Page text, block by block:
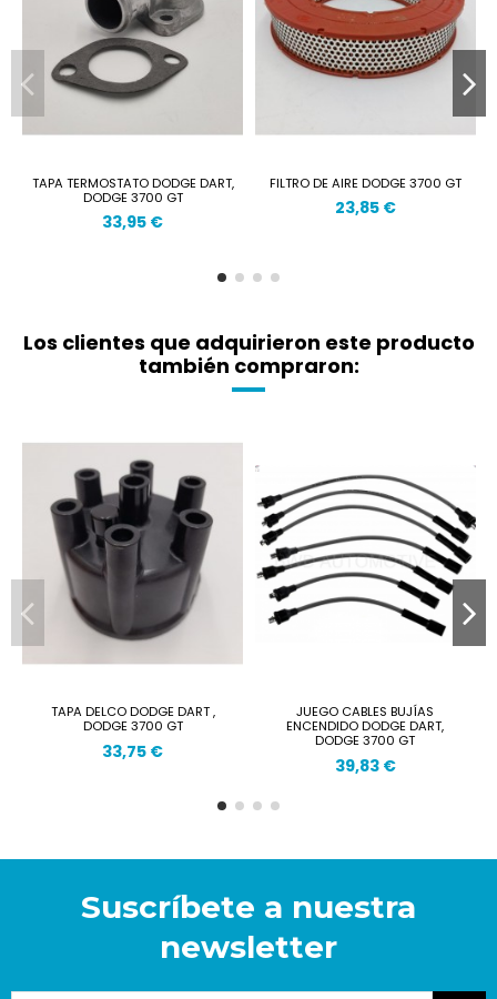
TAPA TERMOSTATO DODGE DART,
DODGE 3700 GT
33,95 €
FILTRO DE AIRE DODGE 3700 GT
23,85 €
Los clientes que adquirieron este producto
también compraron:
TAPA DELCO DODGE DART ,
DODGE 3700 GT
33,75 €
JUEGO CABLES BUJÍAS
ENCENDIDO DODGE DART,
DODGE 3700 GT
39,83 €
Suscríbete a nuestra
newsletter